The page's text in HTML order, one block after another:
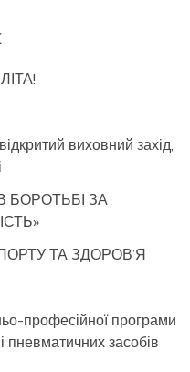
виховний захід,
БОРОТЬБІ ЗА
ТА ЗДОРОВ’Я
професійної програми
пневматичних засобів